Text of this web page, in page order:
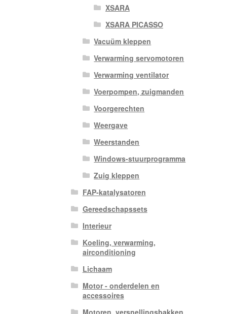
XSARA
XSARA PICASSO
Vacuüm kleppen
Verwarming servomotoren
Verwarming ventilator
Voerpompen, zuigmanden
Voorgerechten
Weergave
Weerstanden
Windows-stuurprogramma
Zuig kleppen
FAP-katalysatoren
Gereedschapssets
Interieur
Koeling, verwarming,
airconditioning
Lichaam
Motor - onderdelen en
accessoires